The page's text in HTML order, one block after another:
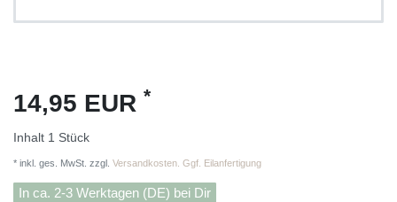
14,95 EUR *
Inhalt 1 Stück
* inkl. ges. MwSt. zzgl. Versandkosten. Ggf. Eilanfertigung
In ca. 2-3 Werktagen (DE) bei Dir